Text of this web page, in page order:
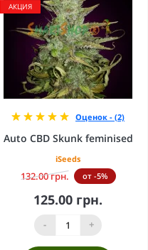
АКЦИЯ
Оценок - (2)
Auto CBD Skunk feminised
iSeeds
132.00 грн. от -5%
125.00 грн.
- +